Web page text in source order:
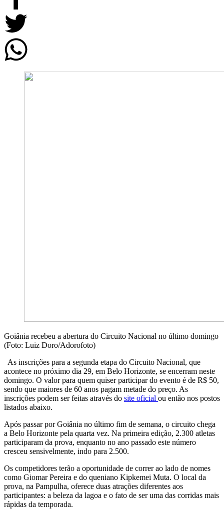
Goiânia recebeu a abertura do Circuito Nacional no último domingo
(Foto: Luiz Doro/Adorofoto)
As inscrições para a segunda etapa do Circuito Nacional, que
acontece no próximo dia 29, em Belo Horizonte, se encerram neste
domingo. O valor para quem quiser participar do evento é de R$ 50,
sendo que maiores de 60 anos pagam metade do preço. As
inscrições podem ser feitas através do site oficial ou então nos postos
listados abaixo.
Após passar por Goiânia no último fim de semana, o circuito chega
a Belo Horizonte pela quarta vez. Na primeira edição, 2.300 atletas
participaram da prova, enquanto no ano passado este número
cresceu sensivelmente, indo para 2.500.
Os competidores terão a oportunidade de correr ao lado de nomes
como Giomar Pereira e do queniano Kipkemei Muta. O local da
prova, na Pampulha, oferece duas atrações diferentes aos
participantes: a beleza da lagoa e o fato de ser uma das corridas mais
rápidas da temporada.